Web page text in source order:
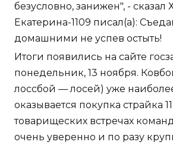
безусловно, занижен", - сказал
Екатерина-1109 писал(а):
домашними не успев остыть!
Итоги появились на сайте
понедельник, 13 ноября.
лоссбой — лосей) уже
оказывается покупка страйка
товарищеских встречах
очень уверенно и по разу